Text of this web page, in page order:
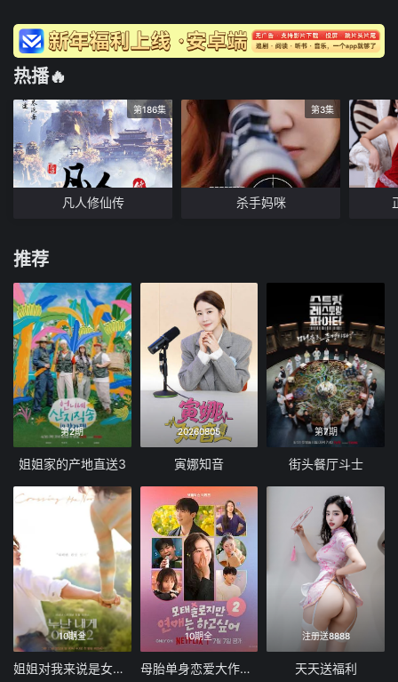
热播🔥
第186集
凡人修仙传
第3集
杀手妈咪
推荐
第2期
姐姐家的产地直送3
20260805
寅娜知音
第7期
街头餐厅斗士
10期全
姐姐对我来说是女人2
10期全
母胎单身恋爱大作战2
注册送8888
天天送福利